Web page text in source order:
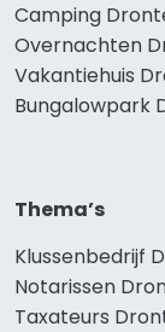
Camping
Overnachten
Vakantiehuis
Bungalowpark
Thema’s
Klussenbedrijf
Notarissen
Taxateurs